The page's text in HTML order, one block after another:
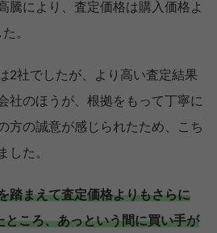
騰により、査定価格は購入価格よ
。
2社でしたが、より高い査定結果
社のほうが、根拠をもって丁寧に
方の誠意が感じられたため、こち
した。
踏まえて査定価格よりもさらに
ところ、あっという間に買い手が